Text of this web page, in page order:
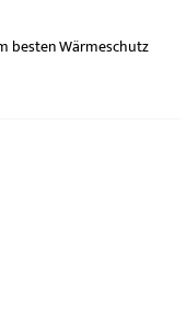
besten Wärmeschutz